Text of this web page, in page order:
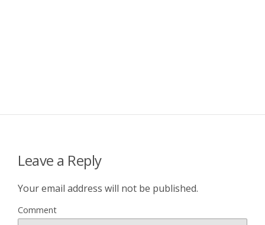
Leave a Reply
Your email address will not be published.
Comment